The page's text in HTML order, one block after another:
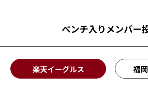
ベンチ入りメンバー
楽天イーグルス 福